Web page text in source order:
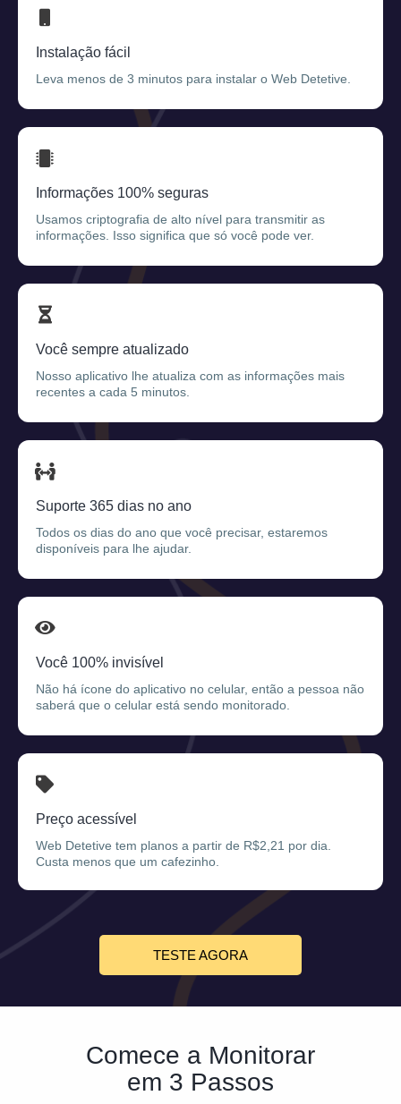
Instalação fácil
Leva menos de 3 minutos para instalar o Web Detetive.
Informações 100% seguras
Usamos criptografia de alto nível para transmitir as
informações. Isso significa que só você pode ver.
Você sempre atualizado
Nosso aplicativo lhe atualiza com as informações mais
recentes a cada 5 minutos.
Suporte 365 dias no ano
Todos os dias do ano que você precisar, estaremos
disponíveis para lhe ajudar.
Você 100% invisível
Não há ícone do aplicativo no celular, então a pessoa não
saberá que o celular está sendo monitorado.
Preço acessível
Web Detetive tem planos a partir de R$2,21 por dia.
Custa menos que um cafezinho.
TESTE AGORA
Comece a Monitorar
em 3 Passos